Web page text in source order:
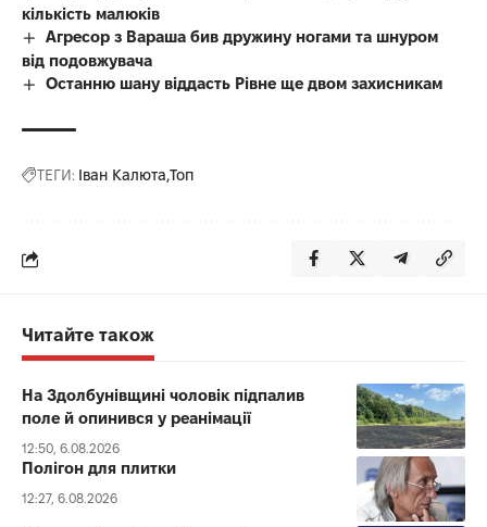
кількість малюків
Агресор з Вараша бив дружину ногами та шнуром
від подовжувача
Останню шану віддасть Рівне ще двом захисникам
ТЕГИ: Іван Калюта Топ
Читайте також
На Здолбунівщині чоловік підпалив
поле й опинився у реанімації
12:50, 6.08.2026
Полігон для плитки
12:27, 6.08.2026